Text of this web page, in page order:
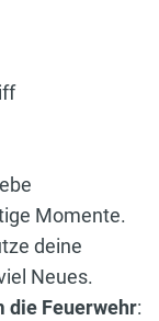
Momente.
deine
Neues.
die Feuerwehr: